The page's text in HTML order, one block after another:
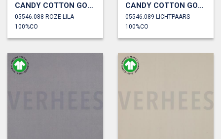
CANDY COTTON GOTS
05546.088 ROZE LILA
100%CO
CANDY COTTON GOTS
05546.089 LICHTPAARS
100%CO